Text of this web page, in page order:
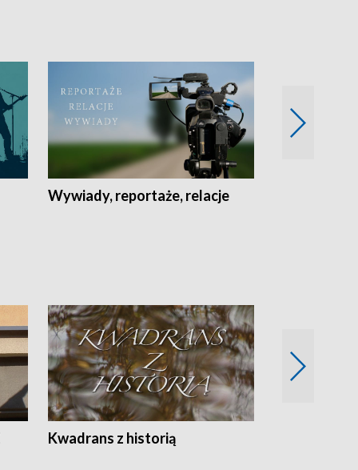
Wywiady, reportaże, relacje
Kwadrans z historią